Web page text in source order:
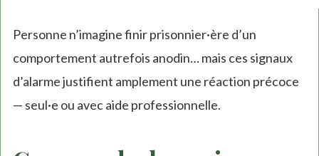
Personne n’imagine finir prisonnier·ère d’un
comportement autrefois anodin… mais ces signaux
d’alarme justifient amplement une réaction précoce
— seul·e ou avec aide professionnelle.